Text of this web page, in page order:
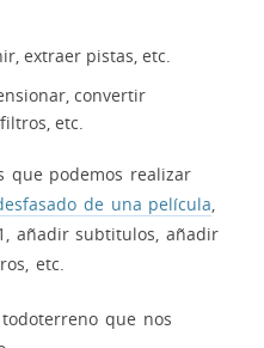
extraer pistas, etc.
convertir
etc.
que podemos realizar
de una película,
añadir subtitulos, añadir
etc.
que nos